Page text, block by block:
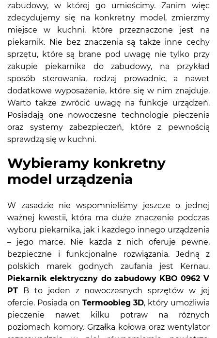
zabudowy, w której go umieścimy. Zanim więc
zdecydujemy się na konkretny model, zmierzmy
miejsce w kuchni, które przeznaczone jest na
piekarnik. Nie bez znaczenia są także inne cechy
sprzętu, które są brane pod uwagę nie tylko przy
zakupie piekarnika do zabudowy, na przykład
sposób sterowania, rodzaj prowadnic, a nawet
dodatkowe wyposażenie, które się w nim znajduje.
Warto także zwrócić uwagę na funkcje urządzeń.
Posiadają one nowoczesne technologie pieczenia
oraz systemy zabezpieczeń, które z pewnością
sprawdzą się w kuchni.
Wybieramy konkretny
model urządzenia
W zasadzie nie wspomnieliśmy jeszcze o jednej
ważnej kwestii, która ma duże znaczenie podczas
wyboru piekarnika, jak i każdego innego urządzenia
– jego marce. Nie każda z nich oferuje pewne,
bezpieczne i funkcjonalne rozwiązania. Jedną z
polskich marek godnych zaufania jest Kernau.
Piekarnik elektryczny do zabudowy KBO 0962 V
PT B to jeden z nowoczesnych sprzętów w jej
ofercie. Posiada on Termoobieg 3D, który umożliwia
pieczenie nawet kilku potraw na różnych
poziomach komory. Grzałka kołowa oraz wentylator